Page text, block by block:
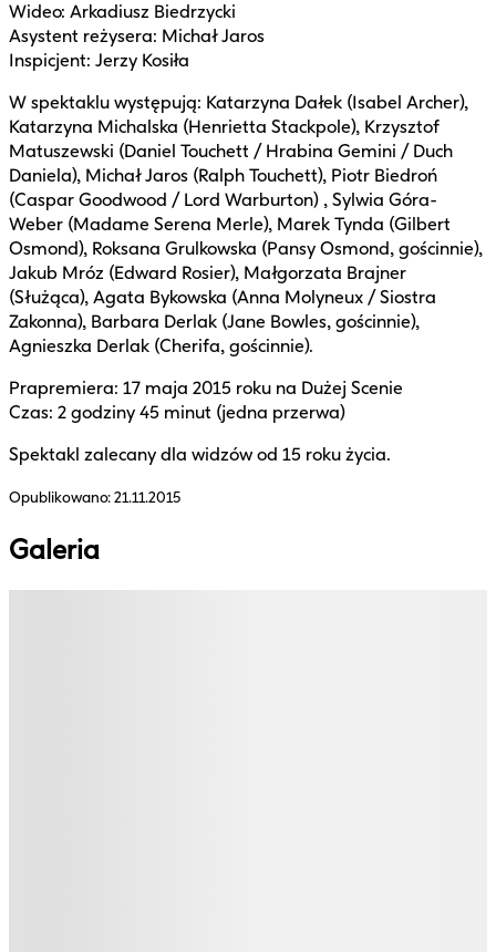
Wideo: Arkadiusz Biedrzycki
Asystent reżysera: Michał Jaros
Inspicjent: Jerzy Kosiła
W spektaklu występują: Katarzyna Dałek (Isabel Archer),
Katarzyna Michalska (Henrietta Stackpole), Krzysztof
Matuszewski (Daniel Touchett / Hrabina Gemini / Duch
Daniela), Michał Jaros (Ralph Touchett), Piotr Biedroń
(Caspar Goodwood / Lord Warburton) , Sylwia Góra-
Weber (Madame Serena Merle), Marek Tynda (Gilbert
Osmond), Roksana Grulkowska (Pansy Osmond, gościnnie),
Jakub Mróz (Edward Rosier), Małgorzata Brajner
(Służąca), Agata Bykowska (Anna Molyneux / Siostra
Zakonna), Barbara Derlak (Jane Bowles, gościnnie),
Agnieszka Derlak (Cherifa, gościnnie).
Prapremiera: 17 maja 2015 roku na Dużej Scenie
Czas: 2 godziny 45 minut (jedna przerwa)
Spektakl zalecany dla widzów od 15 roku życia.
Opublikowano:21.11.2015
Galeria